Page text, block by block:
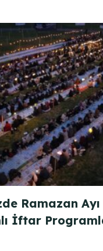
Ramazan
İftar